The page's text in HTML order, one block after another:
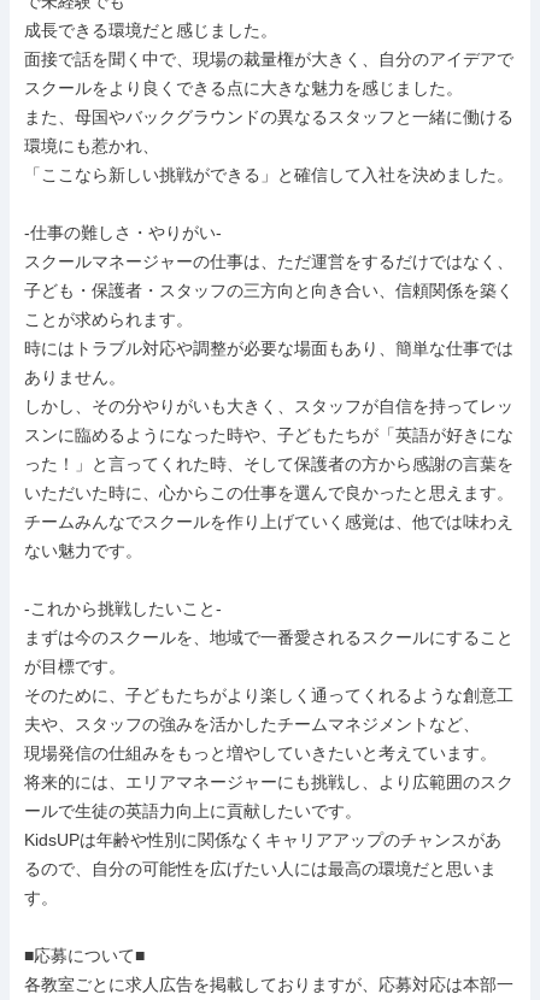
成長できる環境だと感じました。
面接で話を聞く中で、現場の裁量権が大きく、自分のアイデアで
スクールをより良くできる点に大きな魅力を感じました。
また、母国やバックグラウンドの異なるスタッフと一緒に働ける
環境にも惹かれ、
「ここなら新しい挑戦ができる」と確信して入社を決めました。
-仕事の難しさ・やりがい-
スクールマネージャーの仕事は、ただ運営をするだけではなく、
子ども・保護者・スタッフの三方向と向き合い、信頼関係を築く
ことが求められます。
時にはトラブル対応や調整が必要な場面もあり、簡単な仕事では
ありません。
しかし、その分やりがいも大きく、スタッフが自信を持ってレッ
スンに臨めるようになった時や、子どもたちが「英語が好きにな
った！」と言ってくれた時、そして保護者の方から感謝の言葉を
いただいた時に、心からこの仕事を選んで良かったと思えます。
チームみんなでスクールを作り上げていく感覚は、他では味わえ
ない魅力です。
-これから挑戦したいこと-
まずは今のスクールを、地域で一番愛されるスクールにすること
が目標です。
そのために、子どもたちがより楽しく通ってくれるような創意工
夫や、スタッフの強みを活かしたチームマネジメントなど、
現場発信の仕組みをもっと増やしていきたいと考えています。
将来的には、エリアマネージャーにも挑戦し、より広範囲のスク
ールで生徒の英語力向上に貢献したいです。
KidsUPは年齢や性別に関係なくキャリアアップのチャンスがあ
るので、自分の可能性を広げたい人には最高の環境だと思いま
す。
■応募について■
各教室ごとに求人広告を掲載しておりますが、応募対応は本部一